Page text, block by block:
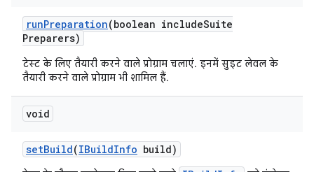
runPreparation(boolean includeSuite
Preparers)
टेस्ट के लिए तैयारी करने वाले प्रोग्राम चलाएं. इनमें सुइट लेवल के
तैयारी करने वाले प्रोग्राम भी शामिल हैं.
void
setBuild(IBuildInfo build)